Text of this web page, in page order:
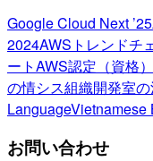
Google Cloud Next ’25
2024AWSトレンドチ
ートAWS認定（資格）
の情シス組織開発室
LanguageVietnamese
お問い合わせ